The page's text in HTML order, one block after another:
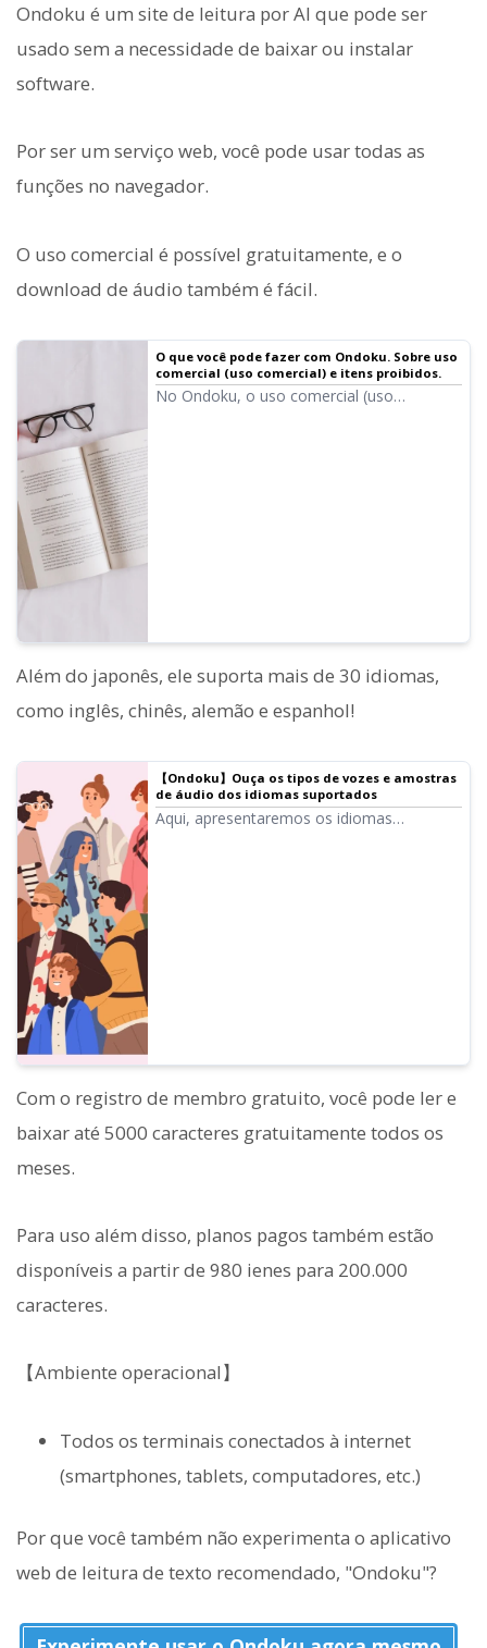
Ondoku é um site de leitura por AI que pode ser
usado sem a necessidade de baixar ou instalar
software.
Por ser um serviço web, você pode usar todas as
funções no navegador.
O uso comercial é possível gratuitamente, e o
download de áudio também é fácil.
O que você pode fazer com Ondoku. Sobre uso
comercial (uso comercial) e itens proibidos.
No Ondoku, o uso comercial (uso
Além do japonês, ele suporta mais de 30 idiomas,
como inglês, chinês, alemão e espanhol!
【Ondoku】Ouça os tipos de vozes e amostras
de áudio dos idiomas suportados
Aqui, apresentaremos os idiomas
Com o registro de membro gratuito, você pode ler e
baixar até 5000 caracteres gratuitamente todos os
meses.
Para uso além disso, planos pagos também estão
disponíveis a partir de 980 ienes para 200.000
caracteres.
【Ambiente operacional】
Todos os terminais conectados à internet
(smartphones, tablets, computadores, etc.)
Por que você também não experimenta o aplicativo
web de leitura de texto recomendado, "Ondoku"?